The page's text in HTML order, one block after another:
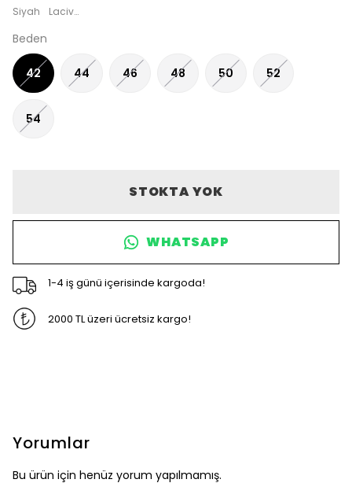
Siyah Lacivert
Beden
42 44 46 48 50 52
54
STOKTA YOK
WHATSAPP
1-4 iş günü içerisinde kargoda!
2000 TL üzeri ücretsiz kargo!
Yorumlar
Bu ürün için henüz yorum yapılmamış.